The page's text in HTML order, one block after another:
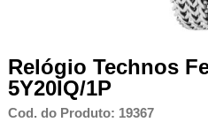
Relógio Technos
5Y20IQ/1P
Cod. do Produto: 19367